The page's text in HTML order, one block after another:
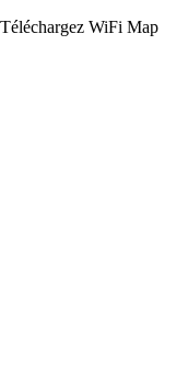
WiFi Map